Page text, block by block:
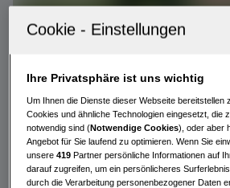
Katharina
der Erfolgswelle
Im Rhythmus des Erfolgs:
2025 den Sweet Spot
Ihre Privatsphäre ist uns wichtig
Um Ihnen die Dienste dieser Webseite bereitstellen
Cookies und ähnliche Technologien eingesetzt, die
notwendig sind (Notwendige Cookies), oder aber
Angebot für Sie laufend zu optimieren. Wenn Sie
unsere419 Partner persönliche Informationen auf
darauf zugreifen, um ein persönlicheres
durch die Verarbeitung personenbezogener Daten